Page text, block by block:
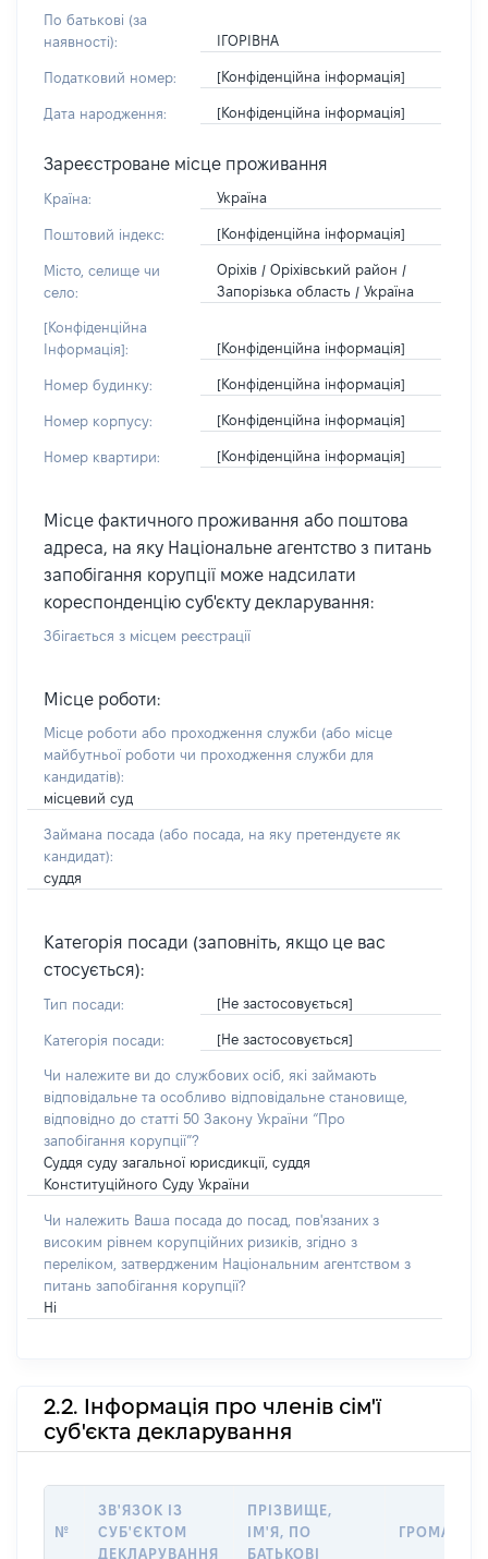
По батькові (за
наявності):
ІГОРІВНА
Податковий номер: [Конфіденційна інформація]
Дата народження: [Конфіденційна інформація]
Зареєстроване місце проживання
Країна: Україна
Поштовий індекс: [Конфіденційна інформація]
Місто, селище чи
село:
Оріхів / Оріхівський район /
Запорізька область / Україна
[Конфіденційна
Інформація]:
[Конфіденційна інформація]
Номер будинку: [Конфіденційна інформація]
Номер корпусу: [Конфіденційна інформація]
Номер квартири: [Конфіденційна інформація]
Місце фактичного проживання або поштова
адреса, на яку Національне агентство з питань
запобігання корупції може надсилати
кореспонденцію суб'єкту декларування:
Збігається з місцем реєстрації
Місце роботи:
Місце роботи або проходження служби (або місце
майбутньої роботи чи проходження служби для
кандидатів):
місцевий суд
Займана посада (або посада, на яку претендуєте як
кандидат):
суддя
Категорія посади (заповніть, якщо це вас
стосується):
Тип посади: [Не застосовується]
Категорія посади: [Не застосовується]
Чи належите ви до службових осіб, які займають
відповідальне та особливо відповідальне становище,
відповідно до статті 50 Закону України “Про
запобігання корупції”?
Суддя суду загальної юрисдикції, суддя
Конституційного Суду України
Чи належить Ваша посада до посад, пов'язаних з
високим рівнем корупційних ризиків, згідно з
переліком, затвердженим Національним агентством з
питань запобігання корупції?
Ні
2.2. Інформація про членів сім'ї
суб'єкта декларування
№
ЗВ'ЯЗОК ІЗ
СУБ'ЄКТОМ
ДЕКЛАРУВАННЯ
ПРІЗВИЩЕ,
ІМ'Я, ПО
БАТЬКОВІ